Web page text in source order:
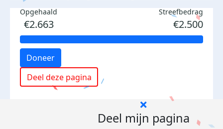
Opgehaald
€2.663
Streefbedrag
€2.500
Doneer
Deel deze pagina
Deel mijn pagina